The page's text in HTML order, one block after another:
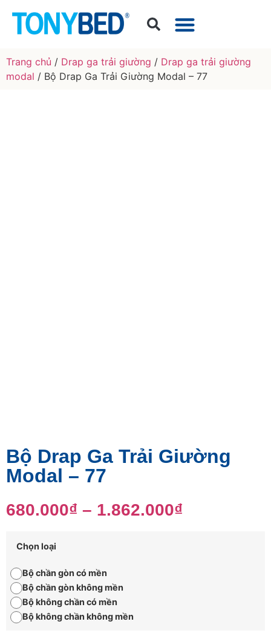
Trang chủ / Drap ga trải giường / Drap ga trải giường
modal / Bộ Drap Ga Trải Giường Modal – 77
Bộ Drap Ga Trải Giường
Modal – 77
680.000₫ – 1.862.000₫
Chọn loại
Bộ chần gòn có mền
Bộ chần gòn không mền
Bộ không chần có mền
Bộ không chần không mền